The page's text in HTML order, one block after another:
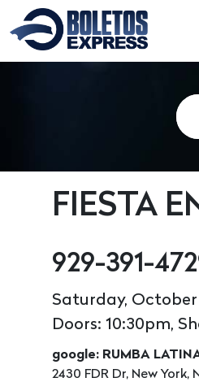
FIESTA
929-391-
Saturday, October
Doors: 10:30pm,
google: RUMBA
2430 FDR Dr, New York,